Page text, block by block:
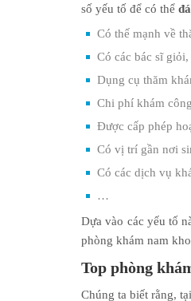
số yếu tố để có thể
Có thế mạnh về
Có các bác sĩ
Dụng cụ thăm
Chi phí khám
Được cấp phép
Có vị trí gần nơi
Có các dịch vụ
…
Dựa vào các yếu tố
phòng khám nam
Top phòng
Chúng ta biết rằng,